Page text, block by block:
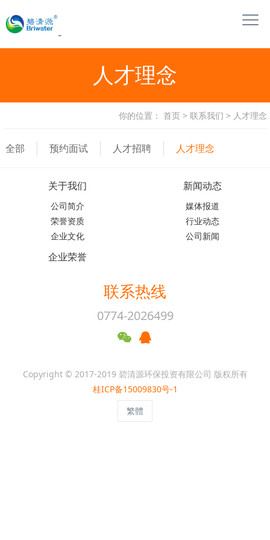
人才理念
你的位置： 首页 > 联系我们 > 人才理念
全部 预约面试 人才招聘 人才理念
关于我们
公司简介
荣誉资质
企业文化
新闻动态
媒体报道
行业动态
公司新闻
企业荣誉
联系热线
0774-2026499
Copyright © 2017-2019 碧清源环保投资有限公司 版权所有
桂ICP备15009830号-1
繁體